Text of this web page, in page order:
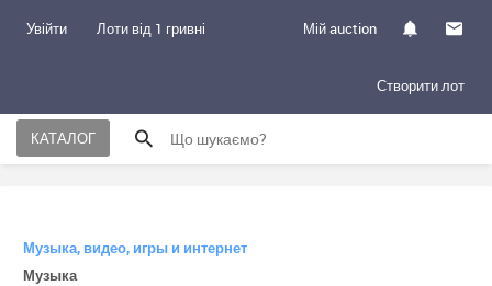
Увійти Лоти від 1 гривні Мій auction
Створити лот
КАТАЛОГ
Музыка, видео, игры и интернет
Музыка